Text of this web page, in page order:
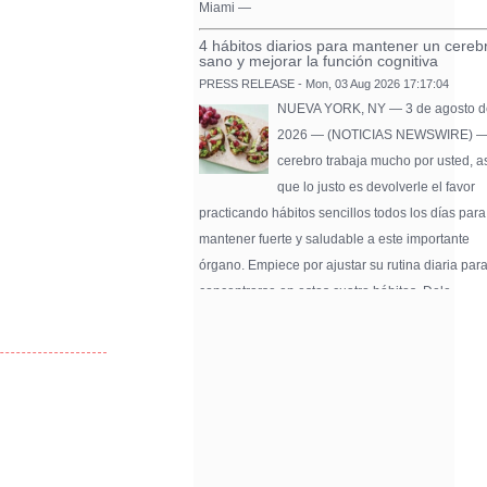
Miami —
4 hábitos diarios para mantener un
sano y mejorar la función cognitiva
PRESS RELEASE - Mon, 03 Aug 2026 17:17:04
NUEVA YORK, NY — 3 de agosto
2026 — (NOTICIAS NEWSWIRE)
cerebro trabaja mucho por usted,
que lo justo es devolverle el favor
practicando hábitos sencillos todos los días para
mantener fuerte y saludable a este importante
órgano. Empiece por ajustar su rutina diaria
concentrarse en estos cuatro hábitos. Dele …